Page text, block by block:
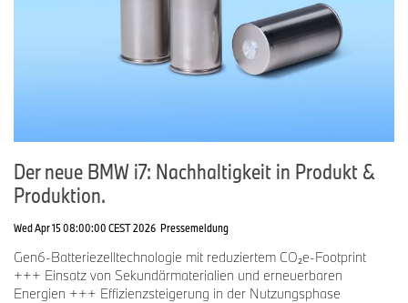
Der neue BMW i7: Nachhaltigkeit in Produkt &
Produktion.
Wed Apr 15 08:00:00 CEST 2026 Pressemeldung
Gen6-Batteriezelltechnologie mit reduziertem CO₂e-Footprint
+++ Einsatz von Sekundärmaterialien und erneuerbaren
Energien +++ Effizienzsteigerung in der Nutzungsphase